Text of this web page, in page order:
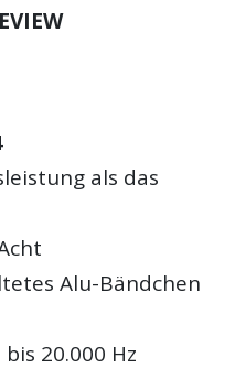
als das
Alu-Bändchen
20.000 Hz